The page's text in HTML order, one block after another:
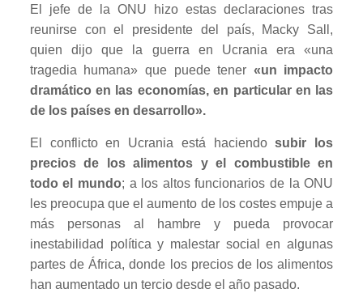
El jefe de la ONU hizo estas declaraciones tras
reunirse con el presidente del país, Macky Sall,
quien dijo que la guerra en Ucrania era «una
tragedia humana» que puede tener «un impacto
dramático en las economías, en particular en las
de los países en desarrollo».
El conflicto en Ucrania está haciendosubir los
precios de los alimentos y el combustible en
todo el mundo; a los altos funcionarios de la ONU
les preocupa que el aumento de los costes empuje a
más personas al hambre y pueda provocar
inestabilidad política y malestar social en algunas
partes de África, donde los precios de los alimentos
han aumentado un tercio desde el año pasado.